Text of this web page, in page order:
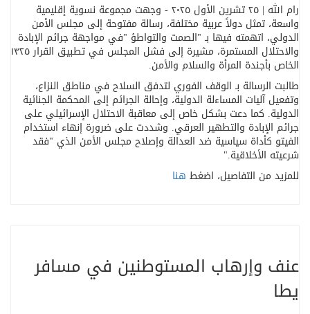
رام الله | ٢٥ تشرين الأول ٢٠٢٥ - وجهت مجموعة نسوية إقليمية
واسعة، تمثل دولاً عربية مختلفة، رسالة مفتوحة إلى مجلس الأمن
الدولي، اتهمته فيها بـ"الصمت والتواطؤ "في مواجهة جرائم الإبادة
والاحتلال المستمرة، مشيرة إلى فشل المجلس في تطبيق القرار ١٣٢٥
الخاص بأجندة المرأة والسلام والأمن.
طالبت الرسالة بـ الوقف الفوري لتدفق السلاح في مناطق النزاع،
وتفعيل آليات المساءلة الدولية، وإحالة الجرائم إلى المحكمة الجنائية
الدولية. كما دعت بشكل خاص إلى معاقبة الاحتلال الإسرائيلي على
جرائم الإبادة والتطهير العرقي. وشددت على ضرورة إنهاء استخدام
الفيتو كأداة سياسية ضد العدالة وإصلاح مجلس الأمن الذي "فقد
شرعيته الأخلاقية".
للمزيد من التفاصيل، اضغط هنا
عنف وإرهاب المستوطنين في مسافر
يطا